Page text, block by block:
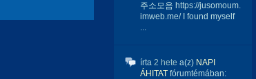
주소모음 https://jusomoum.
imweb.me/ I found myself
...
írta 2 hete a(z) NAPI
ÁHITAT fórumtémában: